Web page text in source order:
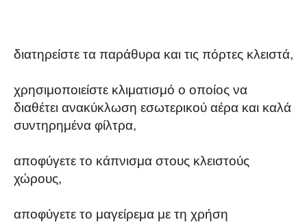
διατηρείστε τα παράθυρα και τις πόρτες κλειστά,
χρησιμοποιείστε κλιματισμό ο οποίος να
διαθέτει ανακύκλωση εσωτερικού αέρα και καλά
συντηρημένα φίλτρα,
αποφύγετε το κάπνισμα στους κλειστούς
χώρους,
αποφύγετε το μαγείρεμα με τη χρήση